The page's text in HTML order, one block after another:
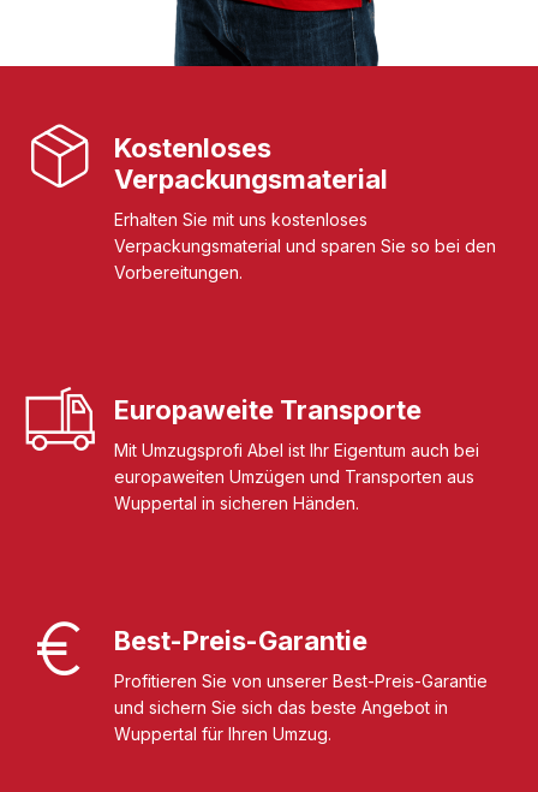
Kostenloses
Verpackungsmaterial
Erhalten Sie mit uns kostenloses
Verpackungsmaterial und sparen Sie so bei den
Vorbereitungen.
Europaweite Transporte
Mit Umzugsprofi Abel ist Ihr Eigentum auch bei
europaweiten Umzügen und Transporten aus
Wuppertal in sicheren Händen.
Best-Preis-Garantie
Profitieren Sie von unserer Best-Preis-Garantie
und sichern Sie sich das beste Angebot in
Wuppertal für Ihren Umzug.